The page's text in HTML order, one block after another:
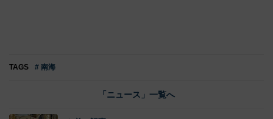
TAGS # 南海
「ニュース」一覧へ